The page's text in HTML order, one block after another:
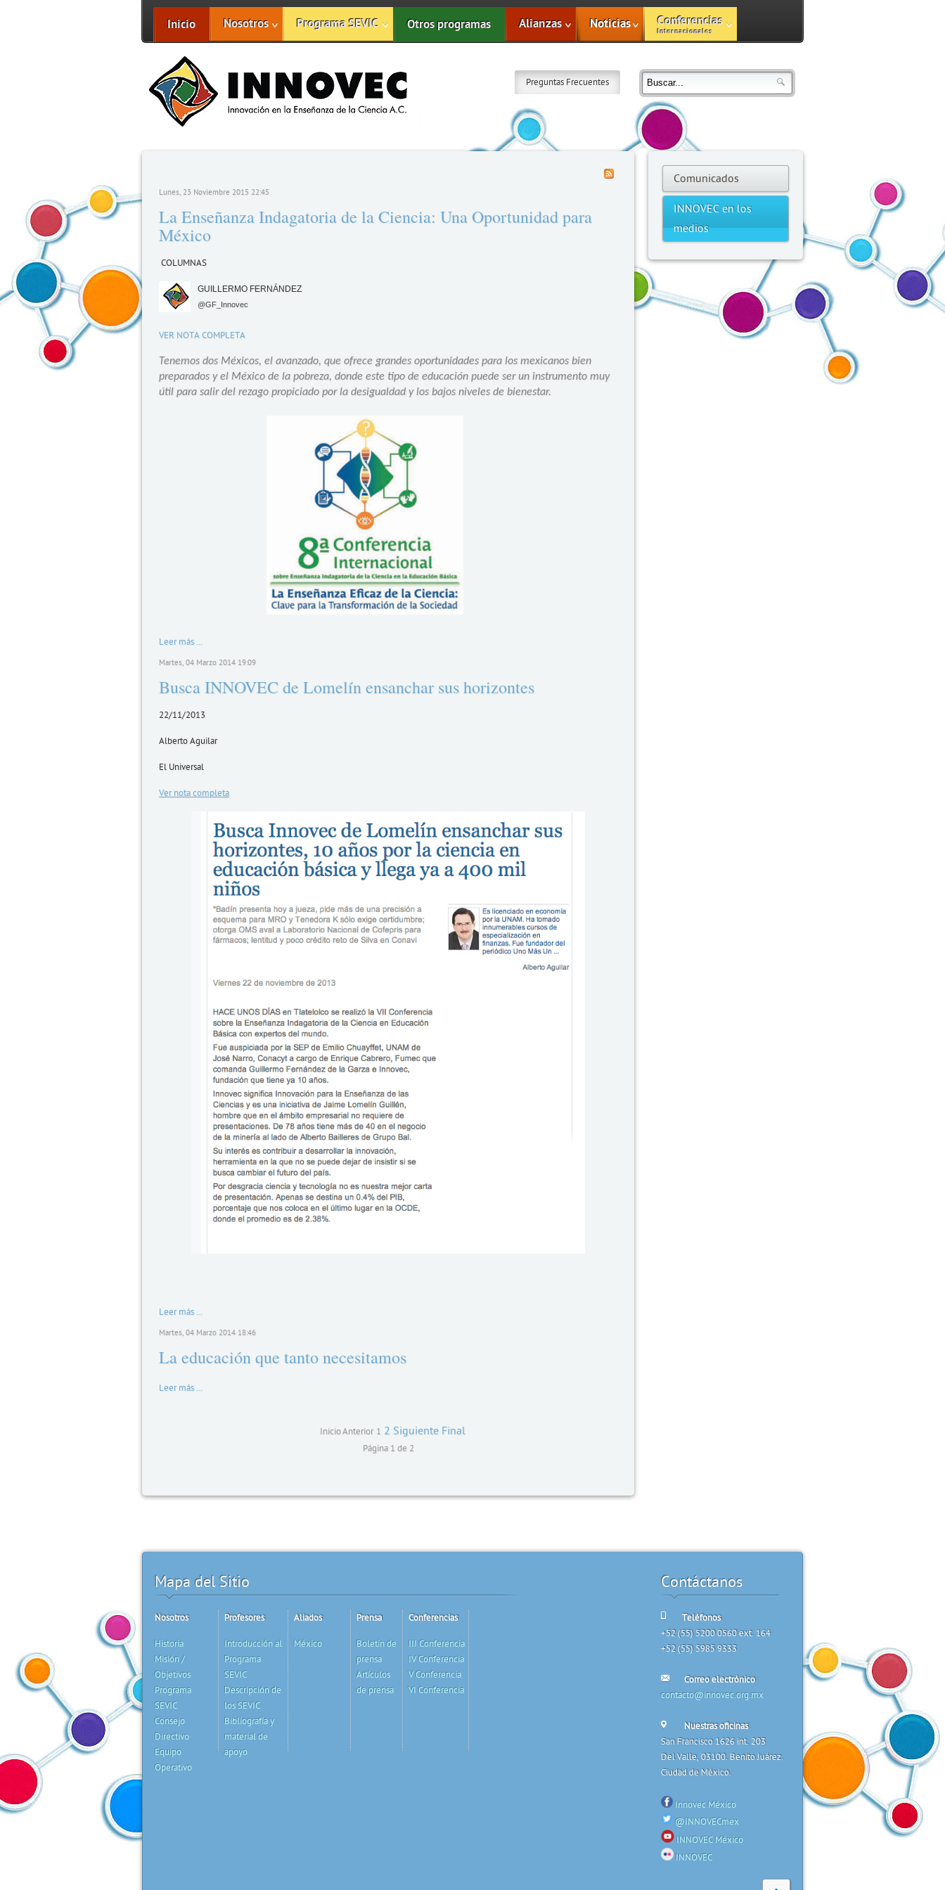
Inicio Nosotros Programa SEVIC Otros programas Alianzas Noticias Conferencias
Internacionales
Preguntas Frecuentes
Lunes, 23 Noviembre 2015 22:45
La Enseñanza Indagatoria de la Ciencia: Una Oportunidad para
México
COLUMNAS
GUILLERMO FERNÁNDEZ
@GF_Innovec
VER NOTA COMPLETA
Tenemos dos Méxicos, el avanzado, que ofrece grandes oportunidades para los mexicanos bien
preparados y el México de la pobreza, donde este tipo de educación puede ser un instrumento muy
útil para salir del rezago propiciado por la desigualdad y los bajos niveles de bienestar.
Leer más ...
Martes, 04 Marzo 2014 19:09
Busca INNOVEC de Lomelín ensanchar sus horizontes
22/11/2013
Alberto Aguilar
El Universal
Ver nota completa
Leer más ...
Martes, 04 Marzo 2014 18:46
La educación que tanto necesitamos
Leer más ...
InicioAnterior 1 2 Siguiente Final
Página 1 de 2
Comunicados
INNOVEC en los
medios
Mapa del Sitio
Nosotros
Historia
Misión /
Objetivos
Programa
SEVIC
Consejo
Directivo
Equipo
Operativo
Profesores
Introducción al
Programa
SEVIC
Descripción de
los SEVIC
Bibliografía y
material de
apoyo
Aliados
México
Prensa
Boletín de
prensa
Artículos
de prensa
Conferencias
III Conferencia
IV Conferencia
V Conferencia
VI Conferencia
Contáctanos
Teléfonos
+52 (55) 5200 0560 ext. 164
+52 (55) 5985 9333
Correo electrónico
contacto@innovec.org.mx
Nuestras oficinas
San Francisco 1626 int. 203
Del Valle, 03100. Benito Juárez.
Ciudad de México.
Innovec México
@INNOVECmex
INNOVEC México
INNOVEC